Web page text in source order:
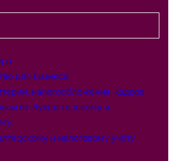
для бизнеса
налогообложения, кадров
по бухгалтерскому и
и налоговому учёту